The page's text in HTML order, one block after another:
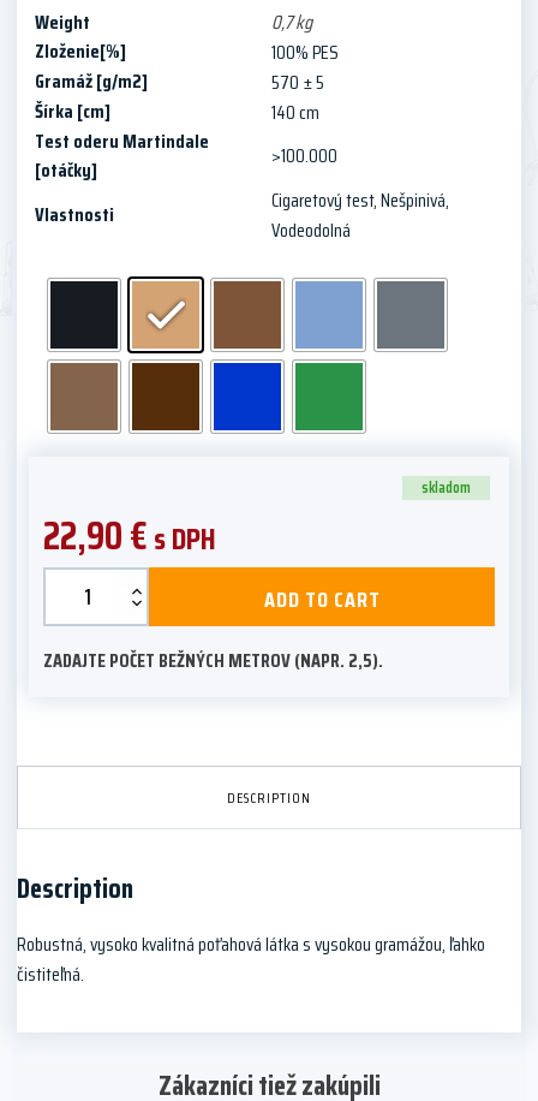
Weight
0,7 kg
Zloženie[%]
100% PES
Gramáž [g/m2]
570 ± 5
Šírka [cm]
140 cm
Test oderu Martindale
[otáčky]
>100.000
Vlastnosti
Cigaretový test,Nešpinivá,
Vodeodolná
skladom
22,90€s DPH
quantity
ADD TO CART
ZADAJTE POČET BEŽNÝCH METROV (NAPR. 2,5).
DESCRIPTION
Description
Robustná, vysoko kvalitná poťahová látka s vysokou gramážou, ľahko
čistiteľná.
Zákazníci tiež zakúpili